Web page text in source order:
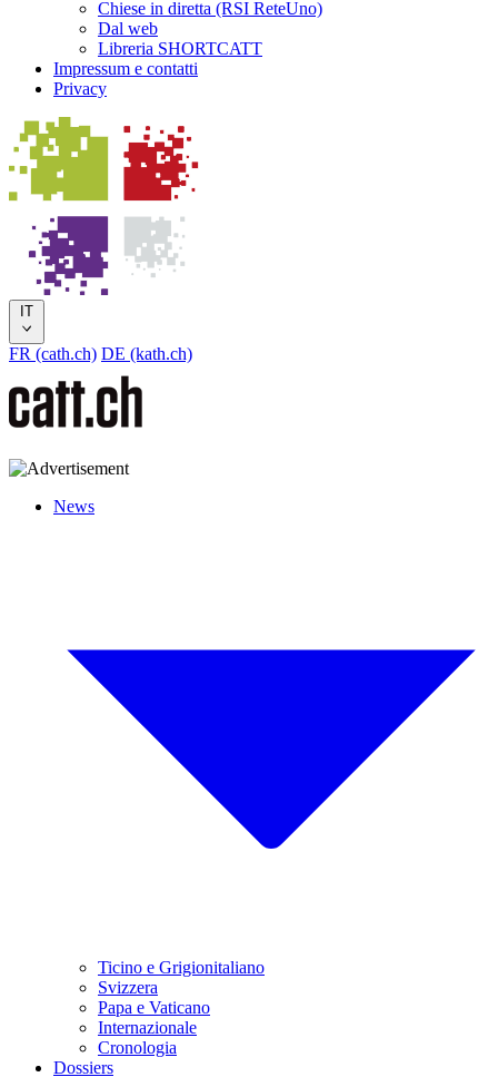
Chiese in diretta (RSI ReteUno)
Dal web
Libreria SHORTCATT
Impressum e contatti
Privacy
IT
FR (cath.ch) DE (kath.ch)
News
Ticino e Grigionitaliano
Svizzera
Papa e Vaticano
Internazionale
Cronologia
Dossiers